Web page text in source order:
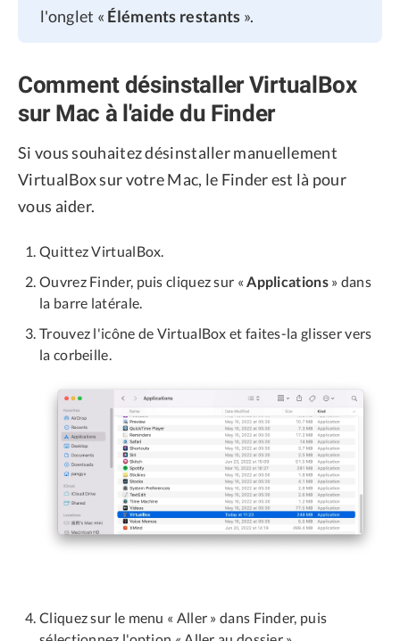
l'onglet « Éléments restants ».
Comment désinstaller VirtualBox
sur Mac à l'aide du Finder
Si vous souhaitez désinstaller manuellement
VirtualBox sur votre Mac, le Finder est là pour
vous aider.
Quittez VirtualBox.
Ouvrez Finder, puis cliquez sur «Applications» dans
la barre latérale.
Trouvez l'icône de VirtualBox et faites-la glisser vers
la corbeille.
Cliquez sur le menu « Aller » dans Finder, puis